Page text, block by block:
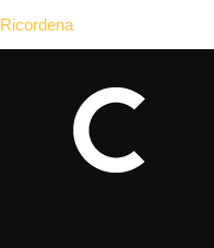
Ricordena